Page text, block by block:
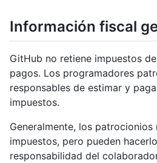
Información fiscal
GitHub no retiene impuestos
pagos. Los programadores
responsables de estimar y
impuestos.
Generalmente, los patrocionios
impuestos, pero pueden
responsabilidad del